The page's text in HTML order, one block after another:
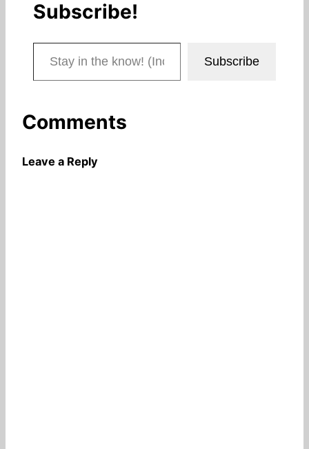
Subscribe!
Stay in the know! (Includes articles and blog posts.)
Subscribe
Comments
Leave a Reply